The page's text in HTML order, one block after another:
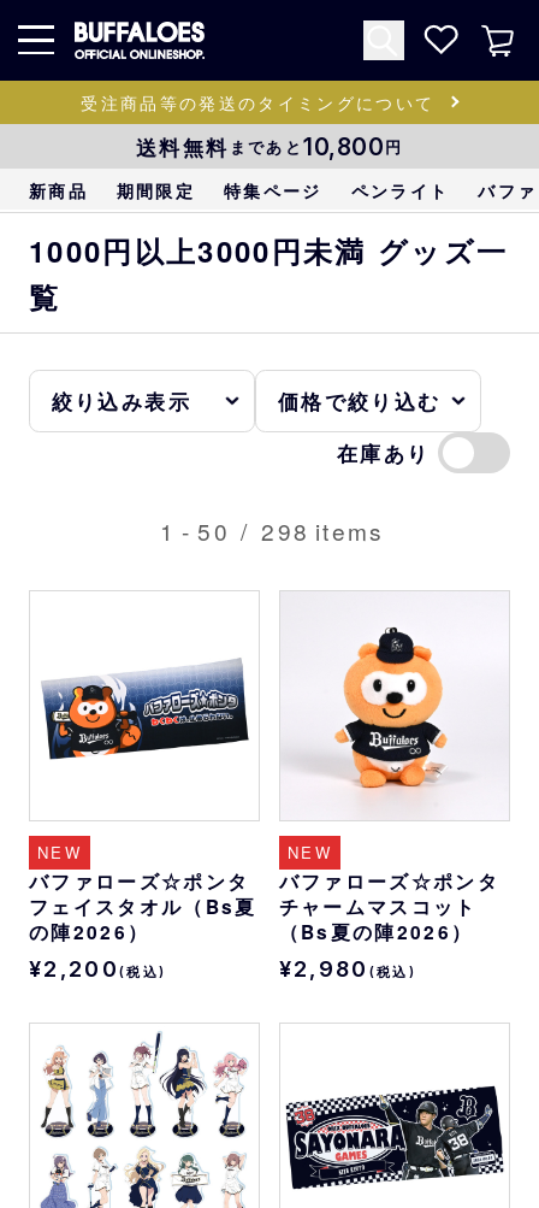
受注商品等の発送のタイミングについて
送料無料 まであと 10,800円
新商品 期間限定 特集ページ ペンライト バフ
1000円以上3000円未満 グッズ一
覧
在庫あり
1 - 50 / 298 items
NEW
バファローズ☆ポンタ
フェイスタオル（Bs夏
の陣2026）
¥2,200 (税込)
NEW
バファローズ☆ポンタ
チャームマスコット
（Bs夏の陣2026）
¥2,980 (税込)